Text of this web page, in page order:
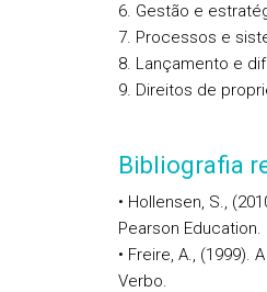
6. Gestão e
7. Processos e
8. Lançamento e
9. Direitos de
Bibliografia
• Hollensen, S.,
Pearson Education.
• Freire, A., (1999).
Verbo.